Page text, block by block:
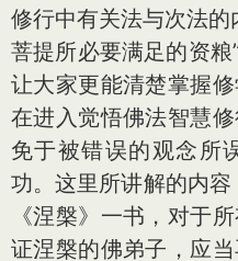
修行中有关法与次法的
菩提所必要满足的资
让大家更能清楚掌握
在进入觉悟佛法智慧
免于被错误的观念所
功。这里所讲解的内
《涅槃》一书，对于
证涅槃的佛弟子，应